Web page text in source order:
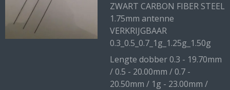
ZWART CARBON FIBER STEEL
1.75mm antenne
VERKRIJGBAAR
0.3_0.5_0.7_1g_1.25g_1.50g
Lengte dobber 0.3 - 19.70mm
/ 0.5 - 20.00mm / 0.7 -
20.50mm / 1g - 23.00mm /